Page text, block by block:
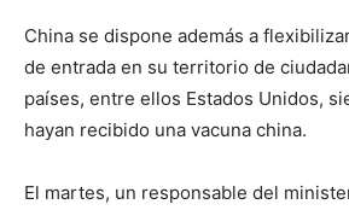
China se dispone además a
de entrada en su territorio de
países, entre ellos Estados Unidos,
hayan recibido una vacuna china.
El martes, un responsable del